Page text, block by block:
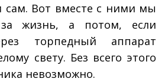
сам. Вот вместе с ними мы
жизнь, а потом, если
торпедный аппарат
свету. Без всего этого
невозможно.